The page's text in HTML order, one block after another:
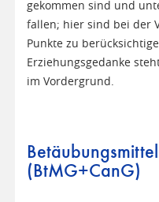
gekommen sind und
fallen; hier sind bei der
Punkte zu
Erziehungsgedanke
im Vordergrund.
(BtMG+CanG)